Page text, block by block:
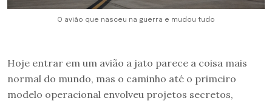
O avião que nasceu na guerra e mudou tudo
Hoje entrar em um avião a jato parece a coisa mais
normal do mundo, mas o caminho até o primeiro
modelo operacional envolveu projetos secretos,